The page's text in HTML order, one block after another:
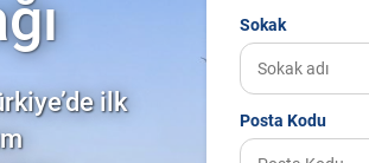
ilk
Sokak
Posta Kodu